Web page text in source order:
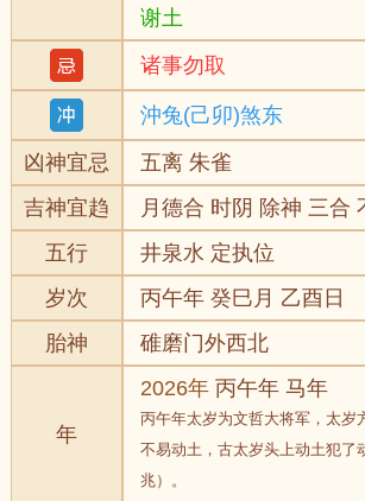
谢土
诸事勿取
沖兔(己卯)煞东
凶神宜忌
五离 朱雀
吉神宜趋
月德合 时阴 除神 三合
五行
井泉水 定执位
岁次
丙午年 癸巳月 乙酉日
胎神
碓磨门外西北
年
2026年 丙午年 马年
丙午年太岁为文哲大将军，太岁
不易动土，古太岁头上动土犯了
兆）。